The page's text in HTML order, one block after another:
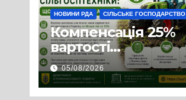
НОВИНИ РДА СІЛЬСЬКЕ ГОСПОДАРСТВО
Компенсація 25%
вартості
української
сільгосптехніки:
що змінилося для
05/08/2026